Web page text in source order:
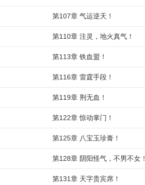
第107章 气运逆天！
第110章 注灵，地火真气！
第113章 铁血盟！
第116章 雷霆手段！
第119章 荆无血！
第122章 惊动掌门！
第125章 八宝玉珍膏！
第128章 阴阳怪气，不男不女！
第131章 天字贵宾席！